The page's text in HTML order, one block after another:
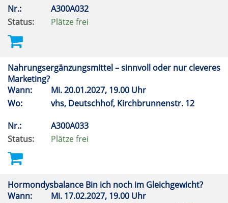
Nr.:
A300A032
Status:
Plätze frei
Nahrungsergänzungsmittel – sinnvoll oder nur cleveres
Marketing?
Wann:
Mi.20.01.2027, 19.00 Uhr
Wo:
vhs, Deutschhof, Kirchbrunnenstr. 12
Nr.:
A300A033
Status:
Plätze frei
Hormondysbalance Bin ich noch im Gleichgewicht?
Wann:
Mi. 17.02.2027, 19.00 Uhr